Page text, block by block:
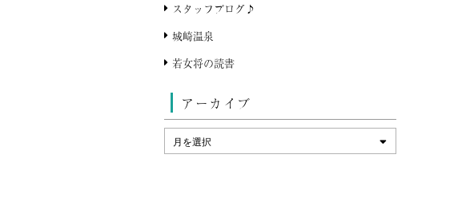
スタッフブログ♪
城崎温泉
若女将の読書
アーカイブ